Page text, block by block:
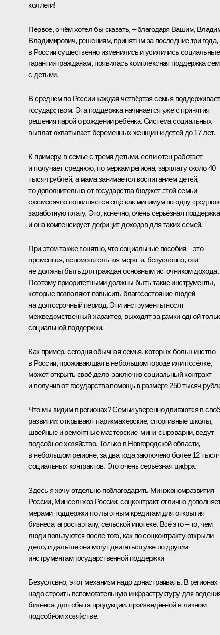
коллеги!
Первое, о чём хотел бы сказать, – благодаря Вашим,
Владимирович, решениям, принятым за последние три года,
в России существенно изменились и усилились социальные
гарантии гражданам, появилась комплексная поддержка
с детьми.
В среднем по России каждая четвёртая семья
государством. Эта поддержка начинается уже с принятия
решения парой о рождении ребёнка. Система социальных
выплат охватывает беременных женщин и детей до 17 лет.
К примеру, в семье с тремя детьми, если отец работает
и получает среднюю, по меркам региона, зарплату около 40
тысяч рублей, а мама занимается воспитанием детей,
то дополнительно от государства бюджет этой семьи
ежемесячно пополняется ещё как минимум на одну
заработную плату. Это, конечно, очень серьёзная
и она компенсирует дефицит доходов для таких семей.
При этом также понятно, что социальные пособия – это
временная, вспомогательная мера, и, безусловно, они
не должны быть для граждан основным источником дохода.
Поэтому приоритетными должны быть такие инструменты,
которые позволяют повысить благосостояние людей
на долгосрочный период. Эти инструменты носят
межведомственный характер, выходят за рамки одной
социальной поддержки.
Как пример, сегодня обычная семья, которых большинство
в России, проживающая в небольшом городе или посёлке,
может открыть своё дело, заключив социальный контракт
и получив от государства помощь в размере 250 тысяч
Что мы видим в регионах? Семьи уверенно двигаются в
развитии: открывают парикмахерские, спортивные школы,
швейные и ремонтные мастерские, мини-сыроварни, ведут
подсобное хозяйство. Только в Новгородской области,
в небольшом регионе, за два года заключено более 12
социальных контрактов. Это очень серьёзная цифра.
Здесь я хочу отдельно поблагодарить Минэкономразвития
России, Минсельхоз России: соцконтракт отлично
мерами поддержки по льготным кредитам для открытия
бизнеса, агростартапу, сельской ипотеке. Всё это – то, чем
люди пользуются после того, как по соцконтракту открыли
дело, и дальше они могут двигаться уже по другим
инструментам государственной поддержки.
Безусловно, этот механизм надо донастраивать. В регионах
надо строить вспомогательную инфраструктуру для
бизнеса, для сбыта продукции, произведённой в личном
подсобном хозяйстве.